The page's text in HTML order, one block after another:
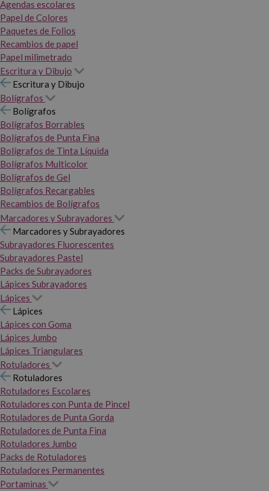
Agendas escolares
Papel de Colores
Paquetes de Folios
Recambios de papel
Papel milimetrado
Escritura y Dibujo
Escritura y Dibujo
Bolígrafos
Bolígrafos
Bolígrafos Borrables
Bolígrafos de Punta Fina
Bolígrafos de Tinta Líquida
Bolígrafos Multicolor
Bolígrafos de Gel
Bolígrafos Recargables
Recambios de Bolígrafos
Marcadores y Subrayadores
Marcadores y Subrayadores
Subrayadores Fluorescentes
Subrayadores Pastel
Packs de Subrayadores
Lápices Subrayadores
Lápices
Lápices
Lápices con Goma
Lápices Jumbo
Lápices Triangulares
Rotuladores
Rotuladores
Rotuladores Escolares
Rotuladores con Punta de Pincel
Rotuladores de Punta Gorda
Rotuladores de Punta Fina
Rotuladores Jumbo
Packs de Rotuladores
Rotuladores Permanentes
Portaminas